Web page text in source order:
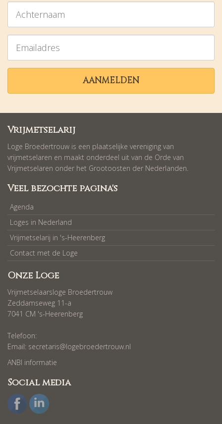
Achternaam
Emailadres
AANMELDEN
Vrijmetselarij
Loge Broedertrouw is een plaatselijke vereniging van
vrijmetselaren en maakt onderdeel uit van de Orde van
Vrijmetselaren onder het Grootoosten der Nederlanden.
Veel bezochte pagina's
Agenda
Loges in Nederland
Vrijmetselarij in 's-Heerenberg
Contact met de Loge
Onze Loge
Vrijmetselaarsloge Broedertrouw
Zeddamseweg 11-a
7041 CM 's-Heerenberg
Telefoon:
Email: secretaris@logebroedertrouw.nl
ANBI informatie
Social media